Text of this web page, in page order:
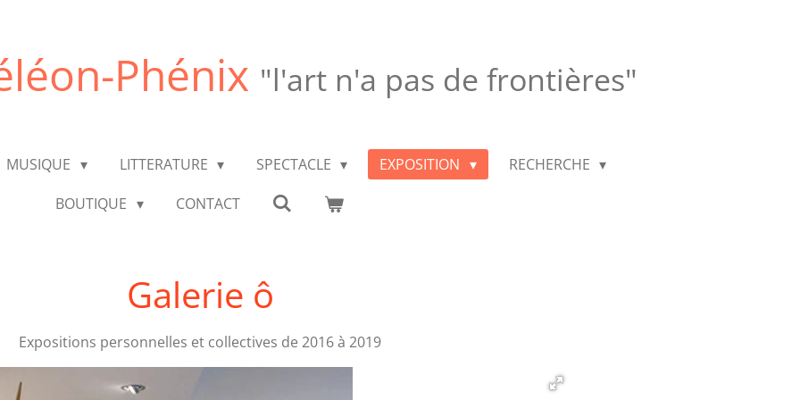
Phénix "l'art n'a pas de frontières"
MUSIQUE LITTERATURE SPECTACLE EXPOSITION
RECHERCHE
BOUTIQUE
CONTACT
Galerie ô
Expositions personnelles et collectives de 2016 à 2019